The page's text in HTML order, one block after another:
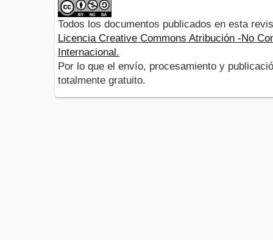
Todos los documentos publicados en esta
Licencia Creative Commons Atribución -No
Internacional.
Por lo que el envío, procesamiento y
totalmente gratuito.